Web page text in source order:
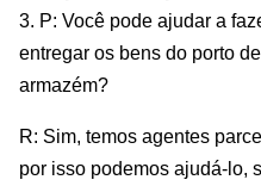
3. P: Você pode ajudar a
entregar os bens do porto
armazém?
R: Sim, temos agentes
por isso podemos ajudá-lo,